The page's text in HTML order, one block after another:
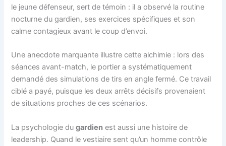
le jeune défenseur, sert de témoin : il a observé la routine
nocturne du gardien, ses exercices spécifiques et son
calme contagieux avant le coup d’envoi.
Une anecdote marquante illustre cette alchimie : lors des
séances avant-match, le portier a systématiquement
demandé des simulations de tirs en angle fermé. Ce travail
ciblé a payé, puisque les deux arrêts décisifs provenaient
de situations proches de ces scénarios.
La psychologie dugardien est aussi une histoire de
leadership. Quand le vestiaire sent qu’un homme contrôle